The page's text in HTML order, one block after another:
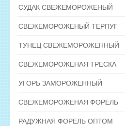
СУДАК СВЕЖЕМОРОЖЕНЫЙ
СВЕЖЕМОРОЖЕНЫЙ ТЕРПУГ
ТУНЕЦ СВЕЖЕМОРОЖЕННЫЙ
СВЕЖЕМОРОЖЕНАЯ ТРЕСКА
УГОРЬ ЗАМОРОЖЕННЫЙ
СВЕЖЕМОРОЖЕНАЯ ФОРЕЛЬ
РАДУЖНАЯ ФОРЕЛЬ ОПТОМ